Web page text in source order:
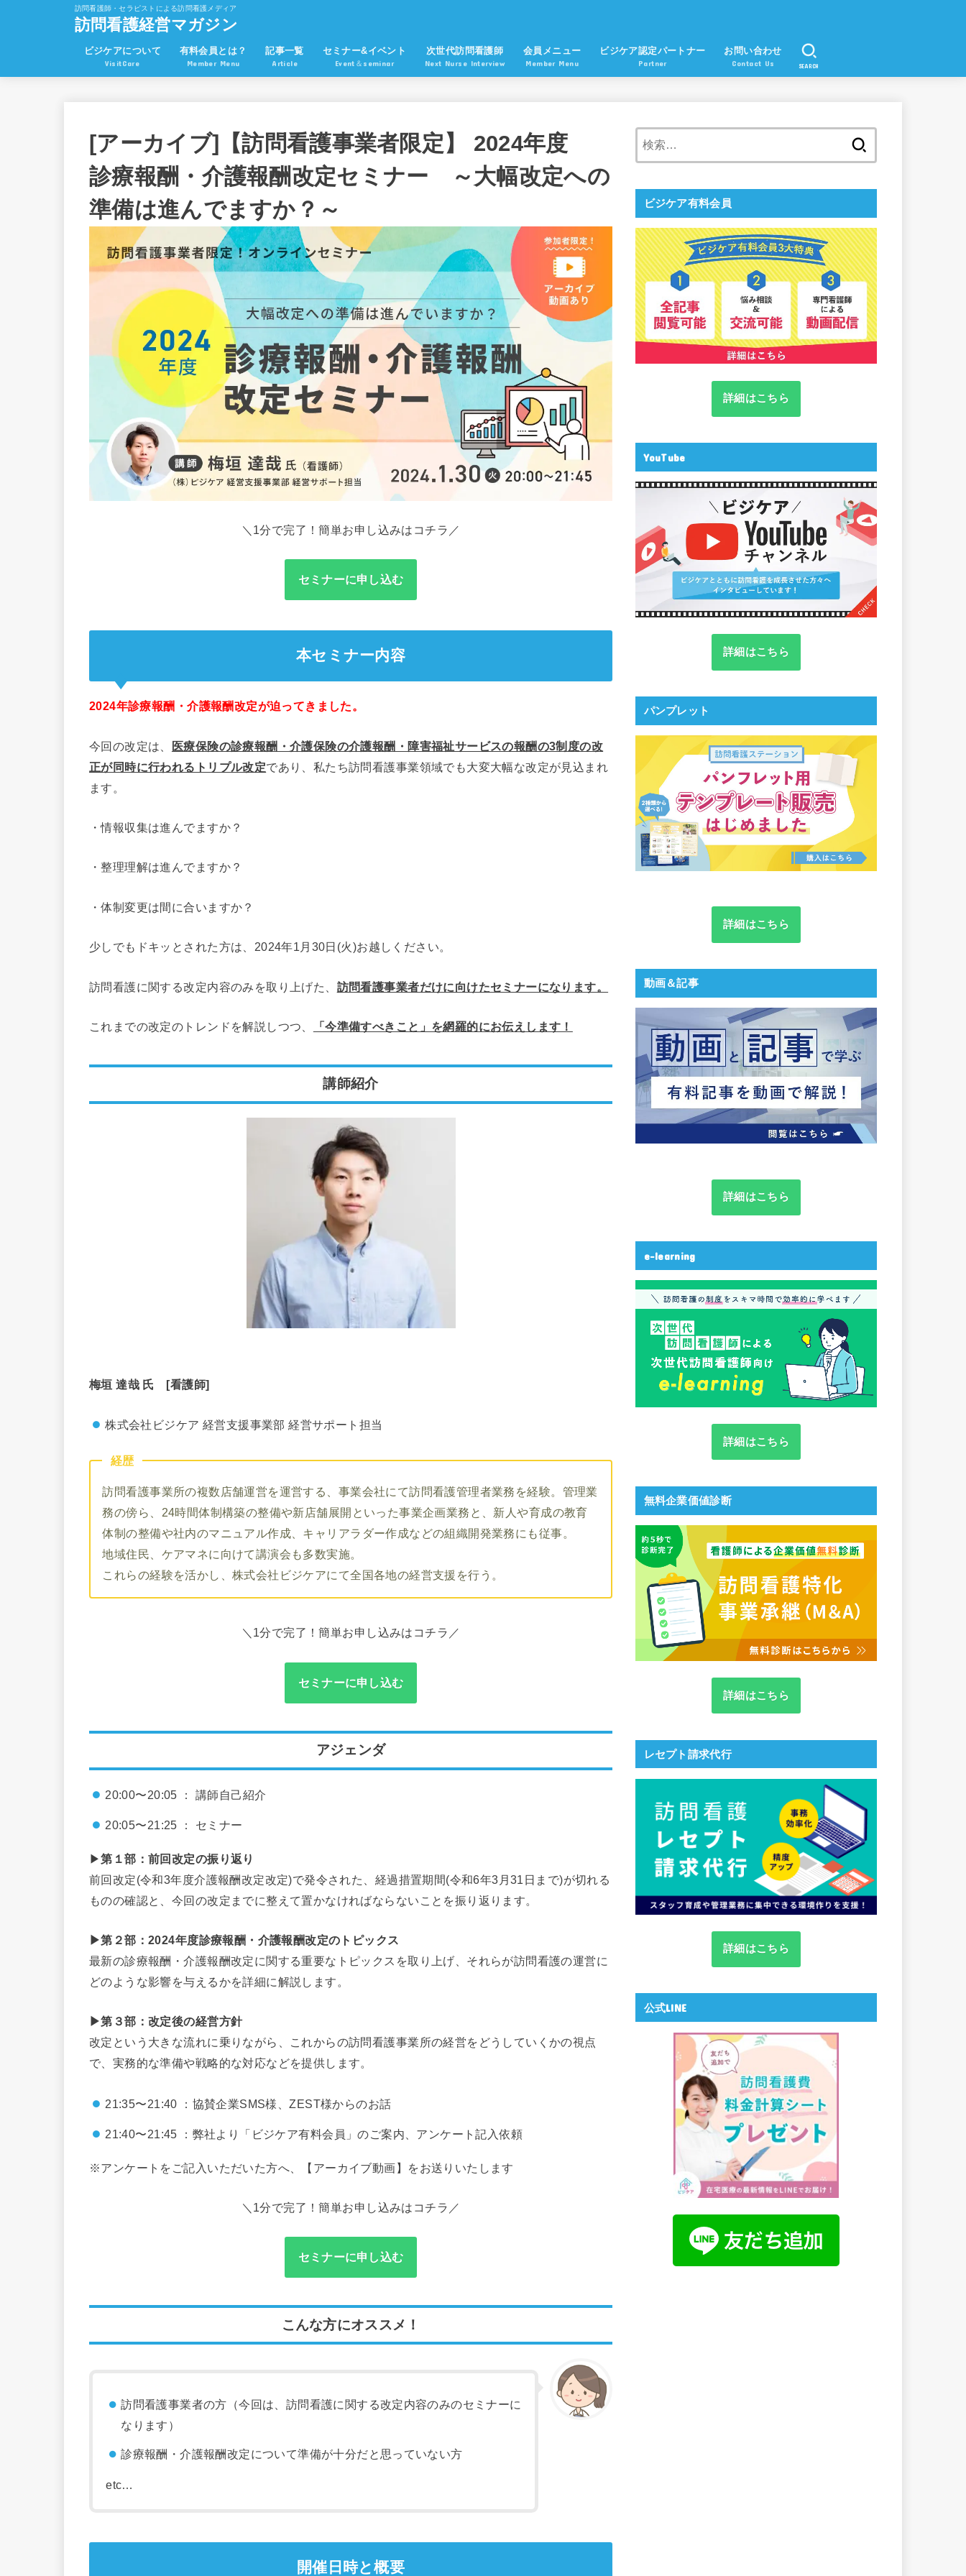
訪問看護師・セラピストによる訪問看護メディア
訪問看護経営マガジン
ビジケアについて
VisitCare
有料会員とは？
Member Menu
記事一覧
Article
セミナー&イベント
Event＆seminar
次世代訪問看護師
Next Nurse Interview
会員メニュー
Member Menu
ビジケア認定パートナー
Partner
お問い合わせ
Contact Us SEARCH
[アーカイブ]【訪問看護事業者限定】 2024年度
診療報酬・介護報酬改定セミナー ～大幅改定への
準備は進んでますか？～
＼1分で完了！簡単お申し込みはコチラ／
セミナーに申し込む
本セミナー内容
2024年診療報酬・介護報酬改定が迫ってきました。
今回の改定は、
医療保険の診療報酬・介護保険の介護報酬・障害福祉サービスの報酬の3制度の改
正が同時に行われるトリプル改定であり、私たち訪問看護事業領域でも大変大幅な改定が見込まれ
ます。
・情報収集は進んでますか？
・整理理解は進んでますか？
・体制変更は間に合いますか？
少しでもドキッとされた方は、2024年1月30日(火)お越しください。
訪問看護に関する改定内容のみを取り上げた、 訪問看護事業者だけに向けたセミナーになります。
これまでの改定のトレンドを解説しつつ、 「今準備すべきこと」を網羅的にお伝えします！
講師紹介
梅垣 達哉 氏 [看護師]
株式会社ビジケア 経営支援事業部 経営サポート担当
経歴
訪問看護事業所の複数店舗運営を運営する、事業会社にて訪問看護管理者業務を経験。管理業
務の傍ら、24時間体制構築の整備や新店舗展開といった事業企画業務と、新人や育成の教育
体制の整備や社内のマニュアル作成、キャリアラダー作成などの組織開発業務にも従事。
地域住民、ケアマネに向けて講演会も多数実施。
これらの経験を活かし、株式会社ビジケアにて全国各地の経営支援を行う。
＼1分で完了！簡単お申し込みはコチラ／
セミナーに申し込む
アジェンダ
20:00〜20:05 ： 講師自己紹介
20:05〜21:25 ： セミナー
▶第１部：前回改定の振り返り
前回改定(令和3年度介護報酬改定改定)で発令された、経過措置期間(令和6年3月31日まで)が切れる
ものの確認と、今回の改定までに整えて置かなければならないことを振り返ります。
▶第２部：2024年度診療報酬・介護報酬改定のトピックス
最新の診療報酬・介護報酬改定に関する重要なトピックスを取り上げ、それらが訪問看護の運営に
どのような影響を与えるかを詳細に解説します。
▶第３部：改定後の経営方針
改定という大きな流れに乗りながら、これからの訪問看護事業所の経営をどうしていくかの視点
で、実務的な準備や戦略的な対応などを提供します。
21:35〜21:40 ：協賛企業SMS様、ZEST様からのお話
21:40〜21:45 ：弊社より「ビジケア有料会員」のご案内、アンケート記入依頼
※アンケートをご記入いただいた方へ、【アーカイブ動画】をお送りいたします
＼1分で完了！簡単お申し込みはコチラ／
セミナーに申し込む
こんな方にオススメ！
訪問看護事業者の方（今回は、訪問看護に関する改定内容のみのセミナーに
なります）
診療報酬・介護報酬改定について準備が十分だと思っていない方
etc…
開催日時と概要
ビジケア有料会員
詳細はこちら
YouTube
詳細はこちら
パンプレット
詳細はこちら
動画＆記事
詳細はこちら
e-learning
詳細はこちら
無料企業価値診断
詳細はこちら
レセプト請求代行
詳細はこちら
公式LINE